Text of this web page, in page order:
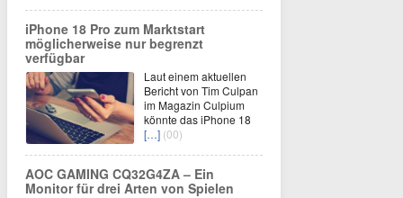
iPhone 18 Pro zum Marktstart
möglicherweise nur begrenzt
verfügbar
Laut einem aktuellen
Bericht von Tim Culpan
im Magazin Culpium
könnte das iPhone 18
[…] (00)
AOC GAMING CQ32G4ZA – Ein
Monitor für drei Arten von Spielen